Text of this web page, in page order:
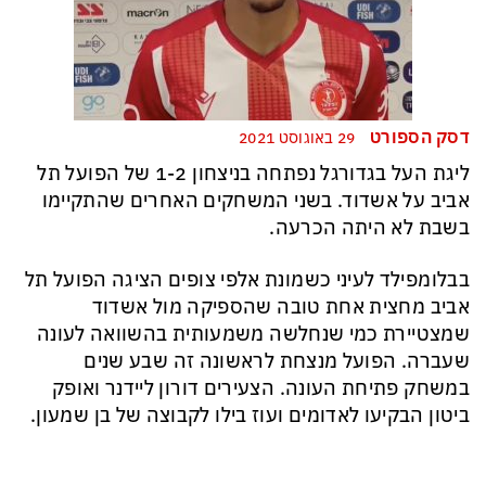
דסק הספורט
ליגת העל בגדורגל נפתחה בניצחון 1-2 של הפועל תל
אביב על אשדוד. בשני המשחקים האחרים שהתקיימו
בשבת לא היתה הכרעה.
בבלומפילד לעיני כשמונת אלפי צופים הציגה הפועל תל
אביב מחצית אחת טובה שהספיקה מול אשדוד
שמצטיירת כמי שנחלשה משמעותית בהשוואה לעונה
שעברה. הפועל מנצחת לראשונה זה שבע שנים
במשחק פתיחת העונה. הצעירים דורון ליידנר ואופק
ביטון הבקיעו לאדומים ועוז בילו לקבוצה של בן שמעון.